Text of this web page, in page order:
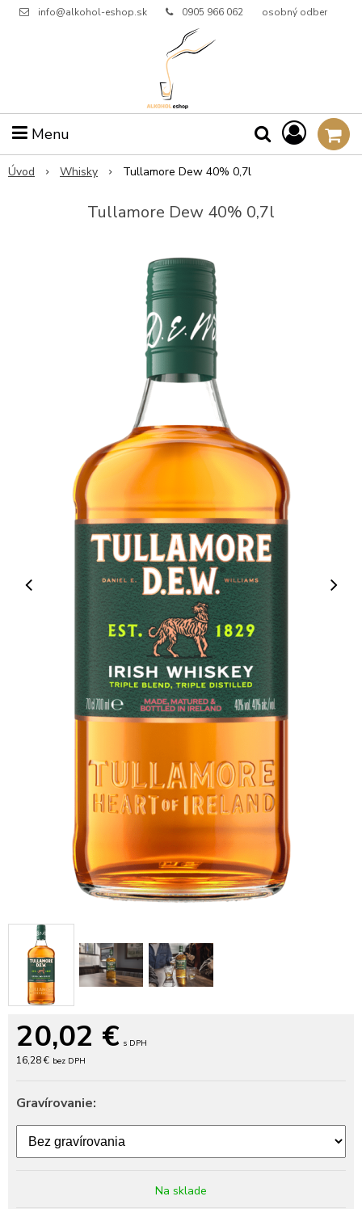
info@alkohol-eshop.sk 0905 966 062 osobný odber
Menu
Úvod Whisky Tullamore Dew 40% 0,7l
Tullamore Dew 40% 0,7l
20,02 € s DPH
16,28 € bez DPH
Gravírovanie:
Na sklade